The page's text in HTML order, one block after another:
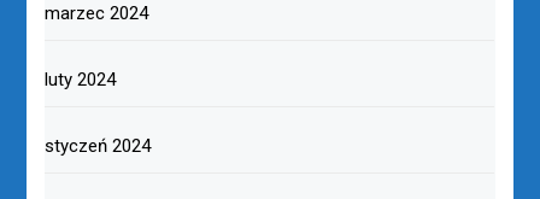
marzec 2024
luty 2024
styczeń 2024